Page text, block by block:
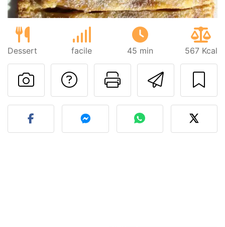
Dessert facile 45 min 567 Kcal
Imprimer
Poser une
Publier votre photo de